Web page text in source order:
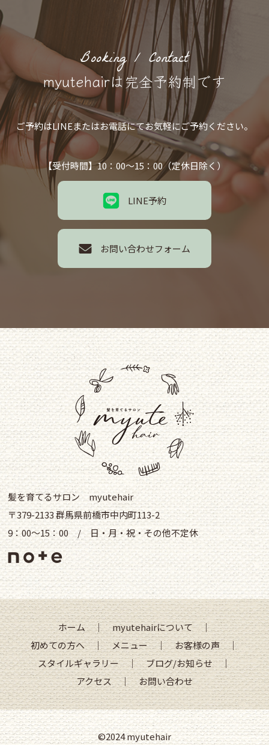
Booking / Contact
myutehairは完全予約制です
ご予約はLINEまたはお電話にてお気軽にご予約ください。
【受付時間】10：00～15：00（定休日除く）
LINE予約
お問い合わせフォーム
髪を育てるサロン myutehair
〒379-2133 群馬県前橋市中内町113-2
9：00～15：00 / 日・月・祝・その他不定休
ホーム｜myutehairについて｜
初めての方へ｜メニュー｜お客様の声｜
スタイルギャラリー｜ブログ/お知らせ｜
アクセス｜お問い合わせ
©2024 myutehair